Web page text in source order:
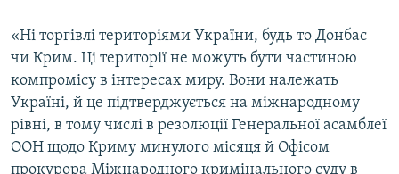
«Ні торгівлі територіями України, будь то Донбас
чи Крим. Ці території не можуть бути частиною
компромісу в інтересах миру. Вони належать
Україні, й це підтверджується на міжнародному
рівні, в тому числі в резолюції Генеральної асамблеї
ООН щодо Криму минулого місяця й Офісом
прокурора Міжнародного кримінального суду в